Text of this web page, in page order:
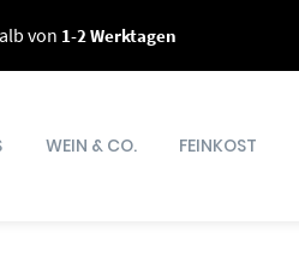
von 1-2 Werktagen
WEIN & CO. FEINKOST